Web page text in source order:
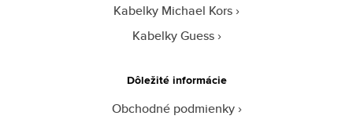
Kabelky Michael Kors
Kabelky Guess
Dôležité informácie
Obchodné podmienky